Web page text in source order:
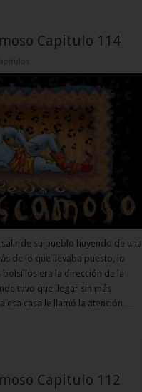
Capitulo 114
de su pueblo huyendo de una
de lo que llevaba puesto, lo
bolsillos era la dirección de la
tuvo que llegar sin más
esa casa le llamó la atención …
Capitulo 112